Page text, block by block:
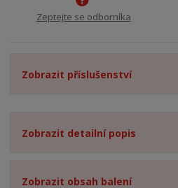
Zeptejte se odborníka
Zobrazit příslušenství
Zobrazit detailní popis
Zobrazit obsah balení